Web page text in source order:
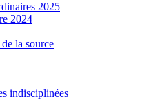
2025
2024
la source
indisciplinées